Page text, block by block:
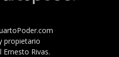
propietario
Ernesto Rivas.